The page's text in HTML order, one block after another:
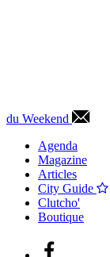
du Weekend
Agenda
Magazine
Articles
City Guide
Clutcho'
Boutique